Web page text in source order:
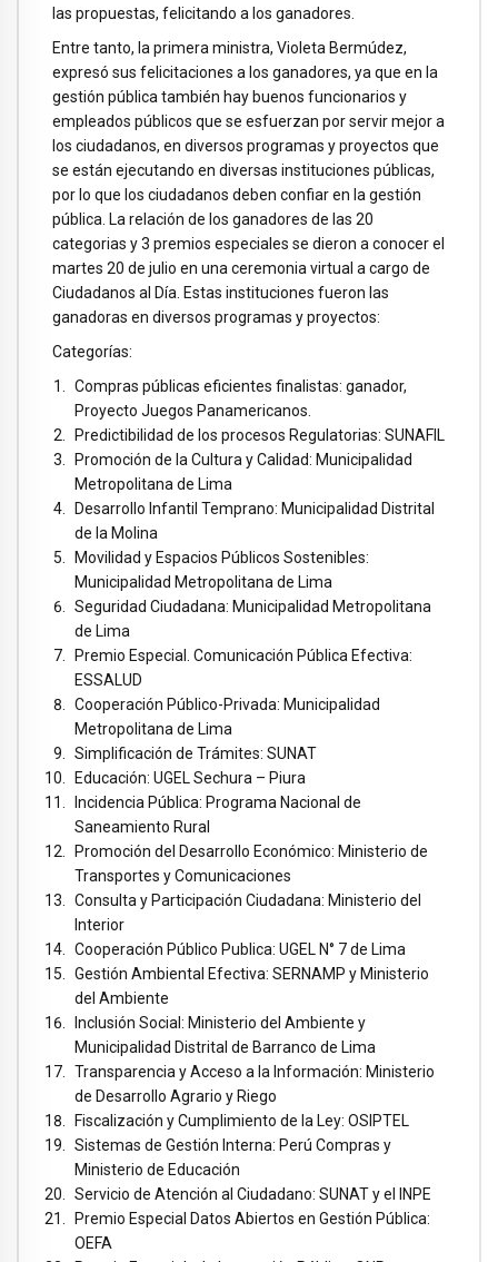
las propuestas, felicitando a los ganadores.
Entre tanto, la primera ministra, Violeta Bermúdez,
expresó sus felicitaciones a los ganadores, ya que en la
gestión pública también hay buenos funcionarios y
empleados públicos que se esfuerzan por servir mejor a
los ciudadanos, en diversos programas y proyectos que
se están ejecutando en diversas instituciones públicas,
por lo que los ciudadanos deben confiar en la gestión
pública. La relación de los ganadores de las 20
categorias y 3 premios especiales se dieron a conocer el
martes 20 de julio en una ceremonia virtual a cargo de
Ciudadanos al Día. Estas instituciones fueron las
ganadoras en diversos programas y proyectos:
Categorías:
Compras públicas eficientes finalistas: ganador,
Proyecto Juegos Panamericanos.
Predictibilidad de los procesos Regulatorias: SUNAFIL
Promoción de la Cultura y Calidad: Municipalidad
Metropolitana de Lima
Desarrollo Infantil Temprano: Municipalidad Distrital
de la Molina
Movilidad y Espacios Públicos Sostenibles:
Municipalidad Metropolitana de Lima
Seguridad Ciudadana: Municipalidad Metropolitana
de Lima
Premio Especial. Comunicación Pública Efectiva:
ESSALUD
Cooperación Público-Privada: Municipalidad
Metropolitana de Lima
Simplificación de Trámites: SUNAT
Educación: UGEL Sechura – Piura
Incidencia Pública: Programa Nacional de
Saneamiento Rural
Promoción del Desarrollo Económico: Ministerio de
Transportes y Comunicaciones
Consulta y Participación Ciudadana: Ministerio del
Interior
Cooperación Público Publica: UGEL N° 7 de Lima
Gestión Ambiental Efectiva: SERNAMP y Ministerio
del Ambiente
Inclusión Social: Ministerio del Ambiente y
Municipalidad Distrital de Barranco de Lima
Transparencia y Acceso a la Información: Ministerio
de Desarrollo Agrario y Riego
Fiscalización y Cumplimiento de la Ley: OSIPTEL
Sistemas de Gestión Interna: Perú Compras y
Ministerio de Educación
Servicio de Atención al Ciudadano: SUNAT y el INPE
Premio Especial Datos Abiertos en Gestión Pública:
OEFA